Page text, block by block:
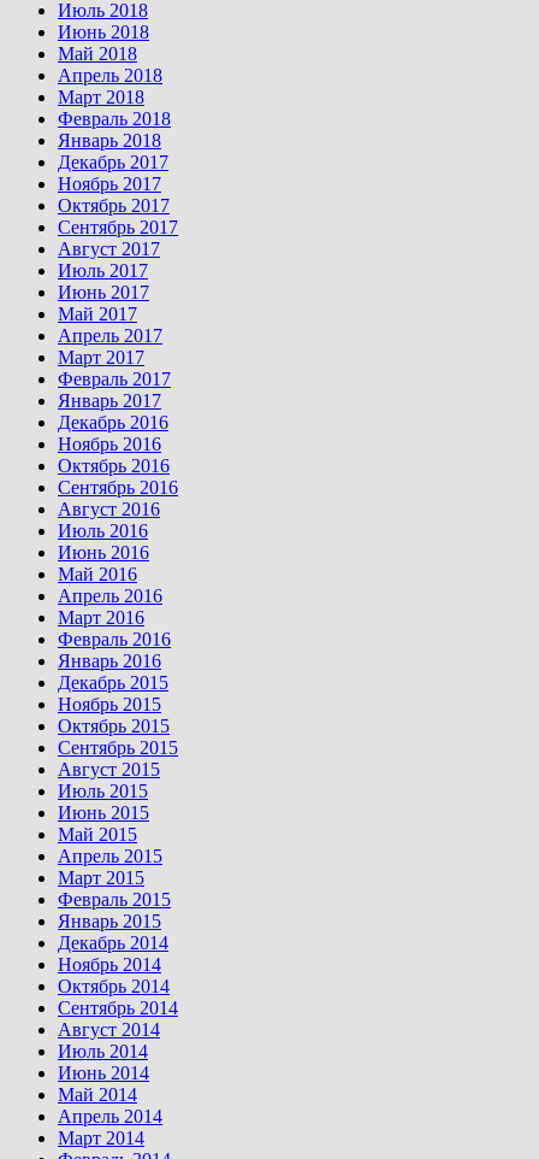
Июль 2018
Июнь 2018
Май 2018
Апрель 2018
Март 2018
Февраль 2018
Январь 2018
Декабрь 2017
Ноябрь 2017
Октябрь 2017
Сентябрь 2017
Август 2017
Июль 2017
Июнь 2017
Май 2017
Апрель 2017
Март 2017
Февраль 2017
Январь 2017
Декабрь 2016
Ноябрь 2016
Октябрь 2016
Сентябрь 2016
Август 2016
Июль 2016
Июнь 2016
Май 2016
Апрель 2016
Март 2016
Февраль 2016
Январь 2016
Декабрь 2015
Ноябрь 2015
Октябрь 2015
Сентябрь 2015
Август 2015
Июль 2015
Июнь 2015
Май 2015
Апрель 2015
Март 2015
Февраль 2015
Январь 2015
Декабрь 2014
Ноябрь 2014
Октябрь 2014
Сентябрь 2014
Август 2014
Июль 2014
Июнь 2014
Май 2014
Апрель 2014
Март 2014